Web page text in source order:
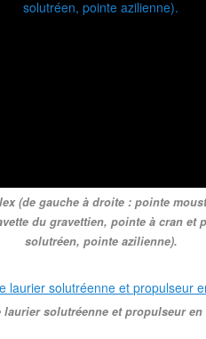
(de gauche à droite : pointe
du gravettien, pointe à cran et
solutréen, pointe azilienne).
laurier solutréenne et propulseur